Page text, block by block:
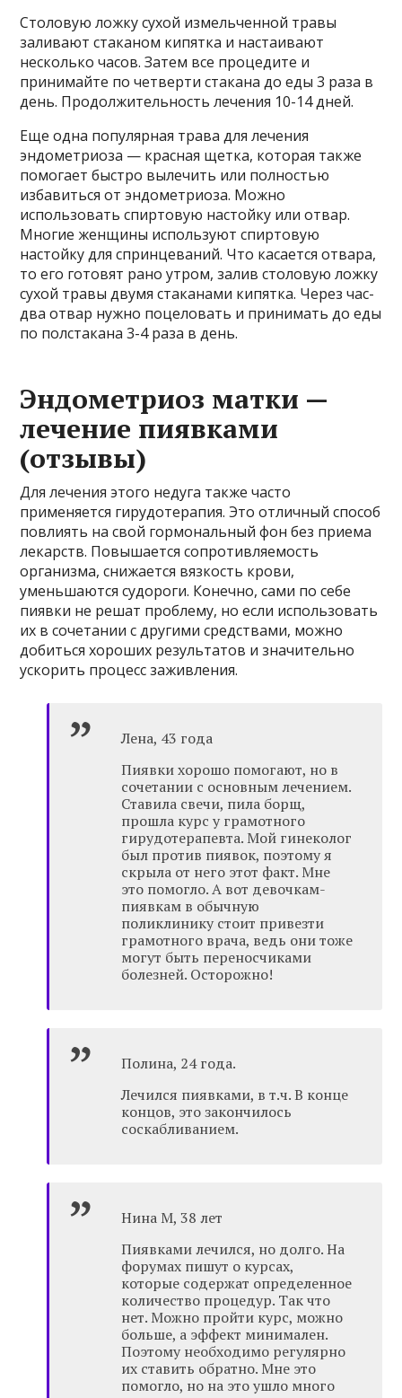
Столовую ложку сухой измельченной травы
заливают стаканом кипятка и настаивают
несколько часов. Затем все процедите и
принимайте по четверти стакана до еды 3 раза в
день. Продолжительность лечения 10-14 дней.
Еще одна популярная трава для лечения
эндометриоза — красная щетка, которая также
помогает быстро вылечить или полностью
избавиться от эндометриоза. Можно
использовать спиртовую настойку или отвар.
Многие женщины используют спиртовую
настойку для спринцеваний. Что касается отвара,
то его готовят рано утром, залив столовую ложку
сухой травы двумя стаканами кипятка. Через час-
два отвар нужно поцеловать и принимать до еды
по полстакана 3-4 раза в день.
Эндометриоз матки —
лечение пиявками
(отзывы)
Для лечения этого недуга также часто
применяется гирудотерапия. Это отличный способ
повлиять на свой гормональный фон без приема
лекарств. Повышается сопротивляемость
организма, снижается вязкость крови,
уменьшаются судороги. Конечно, сами по себе
пиявки не решат проблему, но если использовать
их в сочетании с другими средствами, можно
добиться хороших результатов и значительно
ускорить процесс заживления.
Лена, 43 года
Пиявки хорошо помогают, но в
сочетании с основным лечением.
Ставила свечи, пила борщ,
прошла курс у грамотного
гирудотерапевта. Мой гинеколог
был против пиявок, поэтому я
скрыла от него этот факт. Мне
это помогло. А вот девочкам-
пиявкам в обычную
поликлинику стоит привезти
грамотного врача, ведь они тоже
могут быть переносчиками
болезней. Осторожно!
Полина, 24 года.
Лечился пиявками, в т.ч. В конце
концов, это закончилось
соскабливанием.
Нина М, 38 лет
Пиявками лечился, но долго. На
форумах пишут о курсах,
которые содержат определенное
количество процедур. Так что
нет. Можно пройти курс, можно
больше, а эффект минимален.
Поэтому необходимо регулярно
их ставить обратно. Мне это
помогло, но на это ушло много